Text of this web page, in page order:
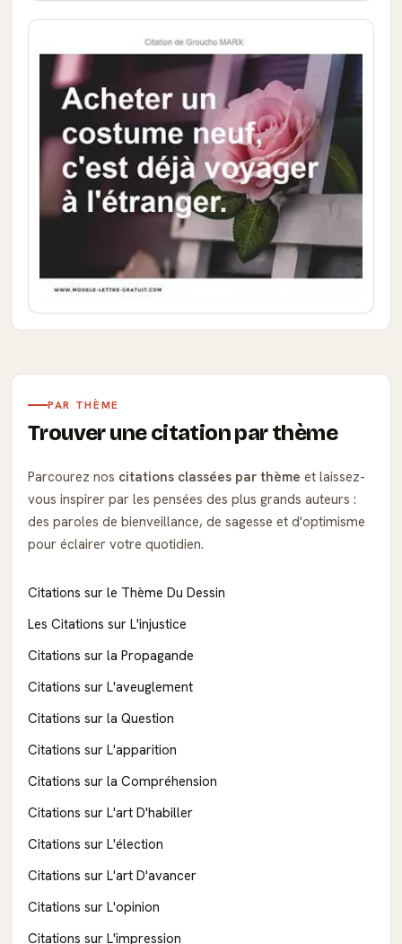
PAR THÈME
Trouver une citation par thème
Parcourez nos citations classées par thème et laissez-
vous inspirer par les pensées des plus grands auteurs :
des paroles de bienveillance, de sagesse et d'optimisme
pour éclairer votre quotidien.
Citations sur le Thème Du Dessin
Les Citations sur L'injustice
Citations sur la Propagande
Citations sur L'aveuglement
Citations sur la Question
Citations sur L'apparition
Citations sur la Compréhension
Citations sur L'art D'habiller
Citations sur L'élection
Citations sur L'art D'avancer
Citations sur L'opinion
Citations sur L'impression